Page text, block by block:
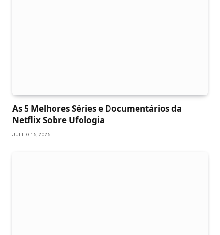
As 5 Melhores Séries e Documentários da
Netflix Sobre Ufologia
JULHO 16, 2026